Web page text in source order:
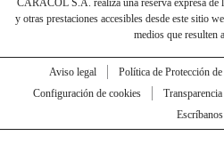
CARACOL S.A. realiza una reserva expresa de
y otras prestaciones accesibles desde este sitio
medios que resulten
Aviso legal Política de Protección
Configuración de cookies
Transparencia
Escríbanos